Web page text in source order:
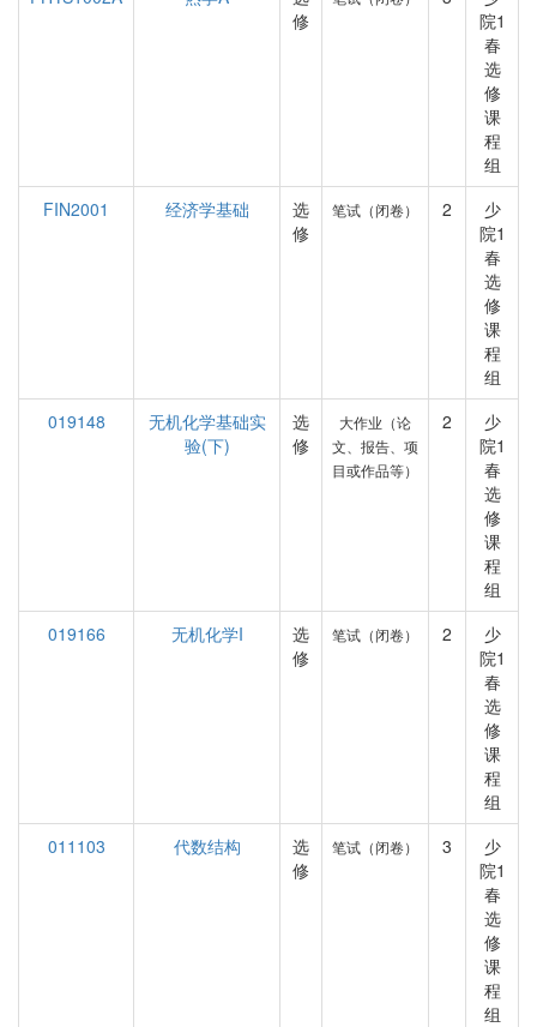
修
院1
春
选
修
课
程
组
FIN2001
经济学基础
选
修
笔试（闭卷） 2
少
院1
春
选
修
课
程
组
019148
无机化学基础实
验(下)
选
修
大作业（论
文、报告、项
目或作品等）
2
少
院1
春
选
修
课
程
组
019166
无机化学I
选
修
笔试（闭卷） 2
少
院1
春
选
修
课
程
组
011103
代数结构
选
修
笔试（闭卷） 3
少
院1
春
选
修
课
程
组